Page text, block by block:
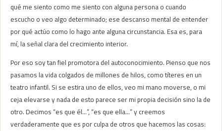
qué me siento como me siento con alguna persona o cuando
escucho o veo algo determinado; ese descanso mental de entender
por qué actúo como lo hago ante alguna circunstancia. Esa es, para
mí, la señal clara del crecimiento interior.
Por eso soy tan fiel promotora del autoconocimiento. Pienso que nos
pasamos la vida colgados de millones de hilos, como títeres en un
teatro infantil. Si se estira uno de ellos, veo mi mano moverse, o mi
ceja elevarse y nada de esto parece ser mi propia decisión sino la de
otro. Decimos “es que él…”, “es que ella…” y creemos
verdaderamente que es por culpa de otros que hacemos las cosas: